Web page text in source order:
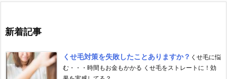
新着記事
くせ毛対策を失敗したことありますか？ くせ毛に悩
む・・・時間もお金もかかる くせ毛をストレートに！効